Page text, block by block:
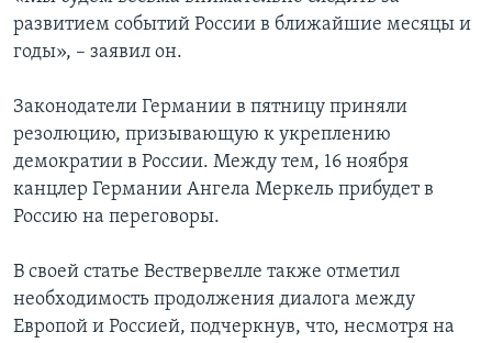
развитием событий России в ближайшие месяцы и
годы», – заявил он.
Законодатели Германии в пятницу приняли
резолюцию, призывающую к укреплению
демократии в России. Между тем, 16 ноября
канцлер Германии Ангела Меркель прибудет в
Россию на переговоры.
В своей статье Вествервелле также отметил
необходимость продолжения диалога между
Европой и Россией, подчеркнув, что, несмотря на